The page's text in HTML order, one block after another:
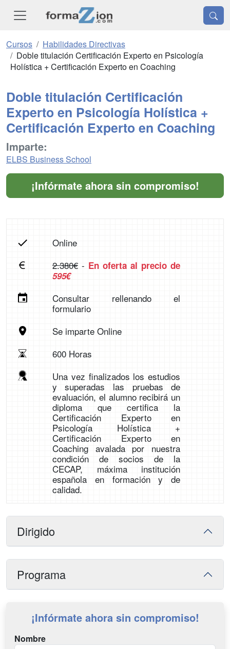
Cursos
Habilidades Directivas
Doble titulación Certificación Experto en Psicología
Holística + Certificación Experto en Coaching
Doble titulación Certificación
Experto en Psicología Holística +
Certificación Experto en Coaching
Imparte:
ELBS Business School
¡Infórmate ahora sin compromiso!
Online
2.380€- En oferta al precio de
595€
Consultar rellenando el
formulario
Se imparte Online
600 Horas
Una vez finalizados los estudios
y superadas las pruebas de
evaluación, el alumno recibirá un
diploma que certifica la
Certificación Experto en
Psicología Holística +
Certificación Experto en
Coaching avalada por nuestra
condición de socios de la
CECAP, máxima institución
española en formación y de
calidad.
Dirigido
Programa
¡Infórmate ahora sin compromiso!
Nombre